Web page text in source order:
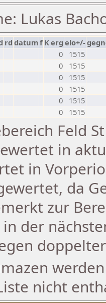
Lukas
rd datumf Kerg elo+/-
0
1515
0
1515
0
1515
0
1515
0
1515
0 1515
Feld
in
in
da
zur
der
nicht